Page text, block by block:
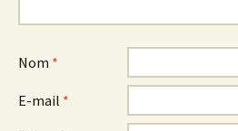
Nom *
E-mail *